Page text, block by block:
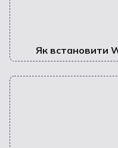
Як встановити